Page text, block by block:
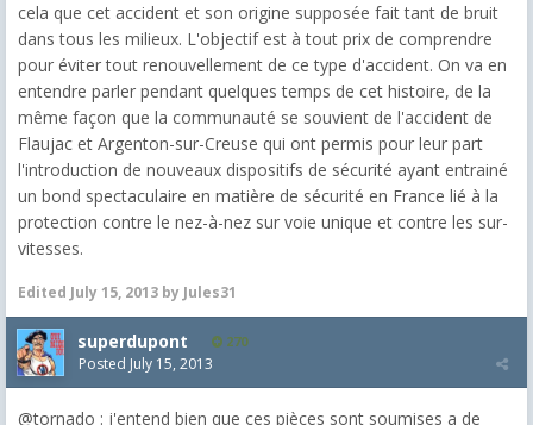
cela que cet accident et son origine supposée fait tant de bruit
dans tous les milieux. L'objectif est à tout prix de comprendre
pour éviter tout renouvellement de ce type d'accident. On va en
entendre parler pendant quelques temps de cet histoire, de la
même façon que la communauté se souvient de l'accident de
Flaujac et Argenton-sur-Creuse qui ont permis pour leur part
l'introduction de nouveaux dispositifs de sécurité ayant entrainé
un bond spectaculaire en matière de sécurité en France lié à la
protection contre le nez-à-nez sur voie unique et contre les sur-
vitesses.
Edited July 15, 2013 by Jules31
superdupont 270
Posted July 15, 2013
@tornado : j'entend bien que ces pièces sont soumises a de